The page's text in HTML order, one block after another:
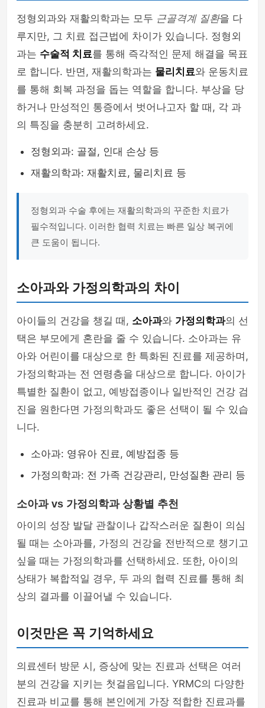
정형외과와 재활의학과는 모두 근골격계 질환을 다
루지만, 그 치료 접근법에 차이가 있습니다. 정형외
과는 수술적 치료를 통해 즉각적인 문제 해결을 목표
로 합니다. 반면, 재활의학과는 물리치료와 운동치료
를 통해 회복 과정을 돕는 역할을 합니다. 부상을 당
하거나 만성적인 통증에서 벗어나고자 할 때, 각 과
의 특징을 충분히 고려하세요.
정형외과: 골절, 인대 손상 등
재활의학과: 재활치료, 물리치료 등
정형외과 수술 후에는 재활의학과의 꾸준한 치료가
필수적입니다. 이러한 협력 치료는 빠른 일상 복귀에
큰 도움이 됩니다.
소아과와 가정의학과의 차이
아이들의 건강을 챙길 때, 소아과와 가정의학과의 선
택은 부모에게 혼란을 줄 수 있습니다. 소아과는 유
아와 어린이를 대상으로 한 특화된 진료를 제공하며,
가정의학과는 전 연령층을 대상으로 합니다. 아이가
특별한 질환이 없고, 예방접종이나 일반적인 건강 검
진을 원한다면 가정의학과도 좋은 선택이 될 수 있습
니다.
소아과: 영유아 진료, 예방접종 등
가정의학과: 전 가족 건강관리, 만성질환 관리 등
소아과 vs 가정의학과 상황별 추천
아이의 성장 발달 관찰이나 갑작스러운 질환이 의심
될 때는 소아과를, 가정의 건강을 전반적으로 챙기고
싶을 때는 가정의학과를 선택하세요. 또한, 아이의
상태가 복합적일 경우, 두 과의 협력 진료를 통해 최
상의 결과를 이끌어낼 수 있습니다.
이것만은 꼭 기억하세요
의료센터 방문 시, 증상에 맞는 진료과 선택은 여러
분의 건강을 지키는 첫걸음입니다. YRMC의 다양한
진료과 비교를 통해 본인에게 가장 적합한 진료과를